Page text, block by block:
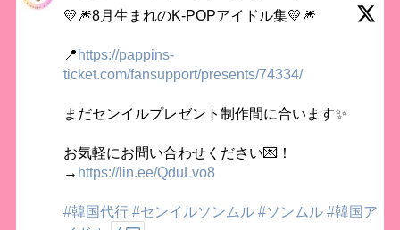
💛🎆8月生まれのK-POPアイドル集💛🎆
📍https://pappins-
ticket.com/fansupport/presents/74334/
まだセンイルプレゼント制作間に合います✨
お気軽にお問い合わせください💌！
→ https://lin.ee/QduLvo8
#韓国代行 #センイルソンムル #ソンムル #韓国ア